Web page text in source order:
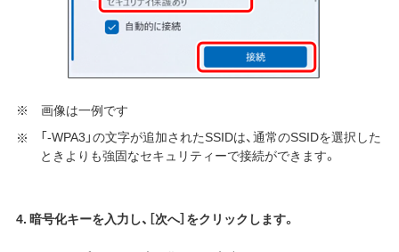
※ 画像は一例です
「-WPA3」の文字が追加されたSSIDは、通常のSSIDを選択した
ときよりも強固なセキュリティーで接続ができます。
4. 暗号化キーを入力し、［次へ］をクリックします。